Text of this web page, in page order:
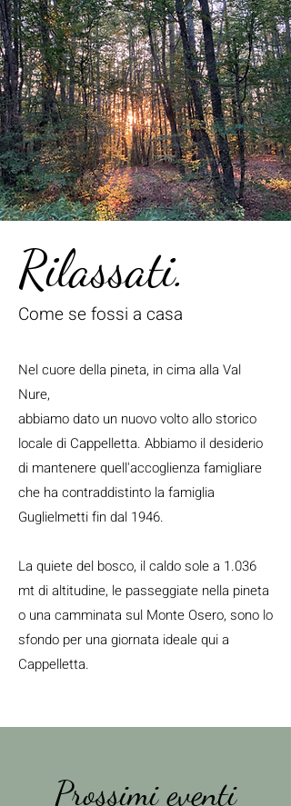
Rilassati.
Come se fossi a casa
Nel cuore della pineta, in cima alla Val
Nure,
abbiamo dato un nuovo volto allo storico
locale di Cappelletta. Abbiamo il desiderio
di mantenere quell'accoglienza famigliare
che ha contraddistinto la famiglia
Guglielmetti fin dal 1946.
La quiete del bosco, il caldo sole a 1.036
mt di altitudine, le passeggiate nella pineta
o una camminata sul Monte Osero, sono lo
sfondo per una giornata ideale qui a
Cappelletta.
Prossimi eventi